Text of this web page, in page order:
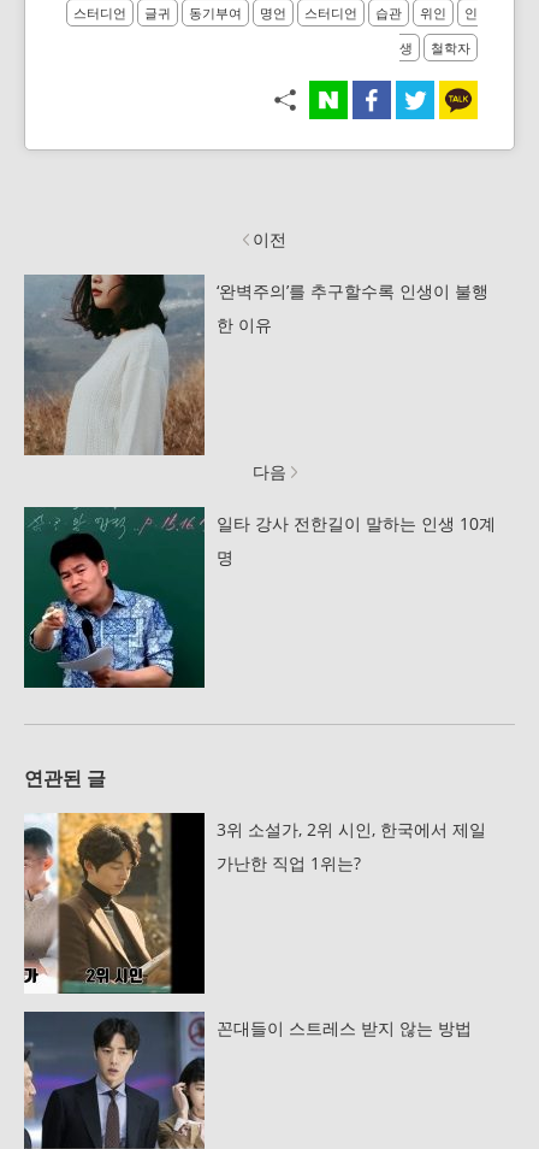
스터디언 글귀 동기부여 명언 스터디언 습관 위인
인
생
철학자
이전
‘완벽주의’를 추구할수록 인생이 불행
한 이유
다음
일타 강사 전한길이 말하는 인생 10계
명
연관된 글
3위 소설가, 2위 시인, 한국에서 제일
가난한 직업 1위는?
꼰대들이 스트레스 받지 않는 방법